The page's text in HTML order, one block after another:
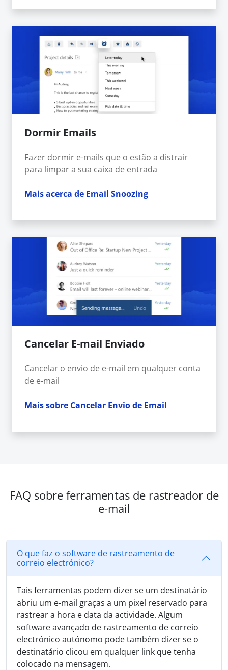
Dormir Emails
Fazer dormir e-mails que o estão a distrair
para limpar a sua caixa de entrada
Mais acerca de Email Snoozing
Cancelar E-mail Enviado
Cancelar o envio de e-mail em qualquer conta
de e-mail
Mais sobre Cancelar Envio de Email
FAQ sobre ferramentas de rastreador de
e-mail
O que faz o software de rastreamento de
correio electrónico?
Tais ferramentas podem dizer se um destinatário
abriu um e-mail graças a um pixel reservado para
rastrear a hora e data da actividade. Algum
software avançado de rastreamento de correio
electrónico autónomo pode também dizer se o
destinatário clicou em qualquer link que tenha
colocado na mensagem.